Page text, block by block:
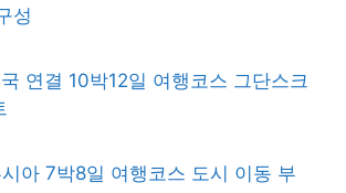
성
연결 10박12일 여행코스 그단스크
아 7박8일 여행코스 도시 이동 부